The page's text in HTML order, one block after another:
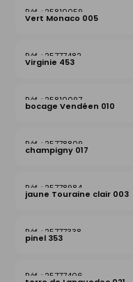
25810059
Vert Monaco 005
25777482
Virginie 453
25810097
bocage Vendéen 010
25778809
champigny 017
25778984
jaune Touraine clair 003
25777338
pinel 353
25777406